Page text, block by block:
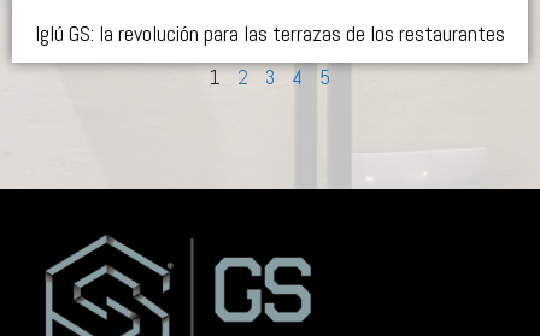
Iglú GS: la revolución para las terrazas de los restaurantes
1 2 3 4 5